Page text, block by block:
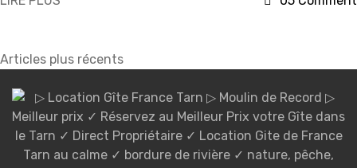
Navigation
des
articles
Articles plus récents